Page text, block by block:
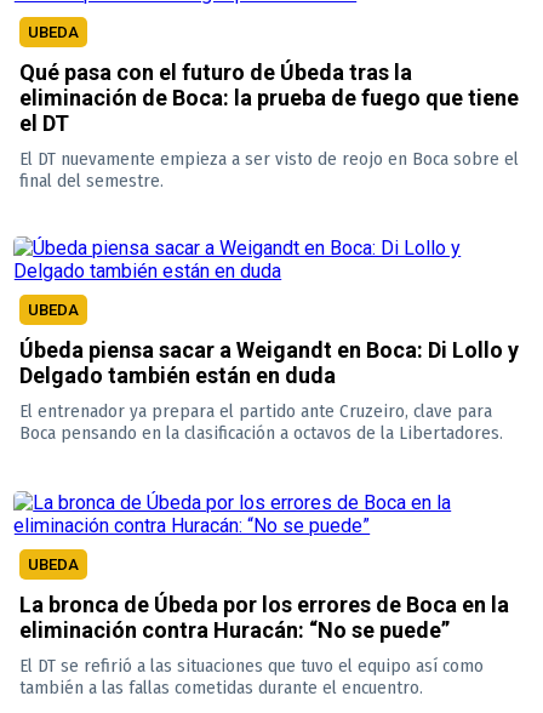
UBEDA
Qué pasa con el futuro de Úbeda tras la
eliminación de Boca: la prueba de fuego que tiene
el DT
El DT nuevamente empieza a ser visto de reojo en Boca sobre el
final del semestre.
UBEDA
Úbeda piensa sacar a Weigandt en Boca: Di Lollo y
Delgado también están en duda
El entrenador ya prepara el partido ante Cruzeiro, clave para
Boca pensando en la clasificación a octavos de la Libertadores.
UBEDA
La bronca de Úbeda por los errores de Boca en la
eliminación contra Huracán: “No se puede”
El DT se refirió a las situaciones que tuvo el equipo así como
también a las fallas cometidas durante el encuentro.